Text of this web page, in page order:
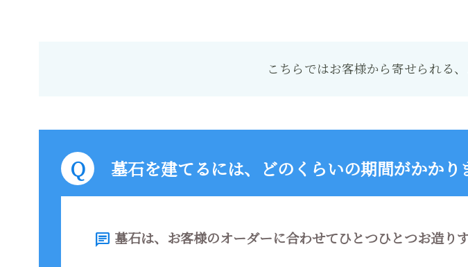
こちらではお客様から寄せられる、
墓石を建てるには、どのくらいの期間がかかり
chat 墓石は、お客様のオーダーに合わせてひとつひとつお造り